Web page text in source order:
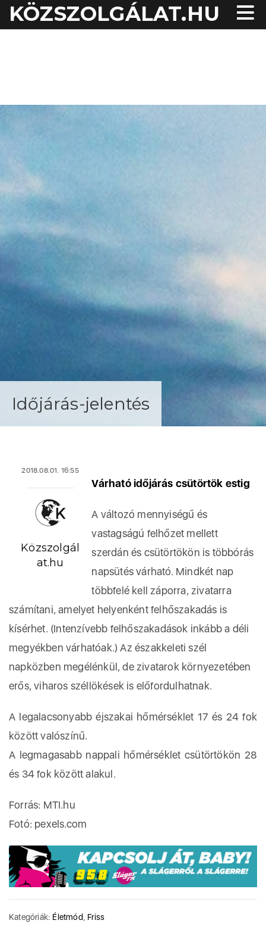
KÖZSZOLGÁLAT.HU
Időjárás-jelentés
2018.08.01. 16:55
Közszolgál
at.hu
Várható időjárás csütörtök estig
A változó mennyiségű és
vastagságú felhőzet mellett
szerdán és csütörtökön is többórás
napsütés várható. Mindkét nap
többfelé kell záporra, zivatarra
számítani, amelyet helyenként felhőszakadás is
kísérhet. (Intenzívebb felhőszakadások inkább a déli
megyékben várhatóak.) Az északkeleti szél
napközben megélénkül, de zivatarok környezetében
erős, viharos széllökések is előfordulhatnak.
A legalacsonyabb éjszakai hőmérséklet 17 és 24 fok
között valószínű.
A legmagasabb nappali hőmérséklet csütörtökön 28
és 34 fok között alakul.
Forrás: MTI.hu
Fotó: pexels.com
Kategóriák: Életmód Friss